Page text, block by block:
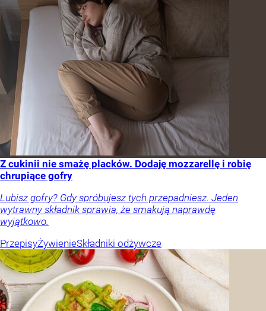
Z cukinii nie smażę placków. Dodaję mozzarellę i robię
chrupiące gofry
Lubisz gofry? Gdy spróbujesz tych przepadniesz. Jeden
wytrawny składnik sprawia, że smakują naprawdę
wyjątkowo.
PrzepisyŻywienieSkładniki odżywcze